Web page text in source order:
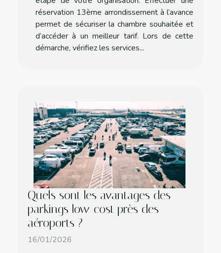
réservation 13ème arrondissement à l’avance
permet de sécuriser la chambre souhaitée et
d’accéder à un meilleur tarif. Lors de cette
démarche, vérifiez les services...
Quels sont les avantages des
parkings low-cost près des
aéroports ?
16/01/2026